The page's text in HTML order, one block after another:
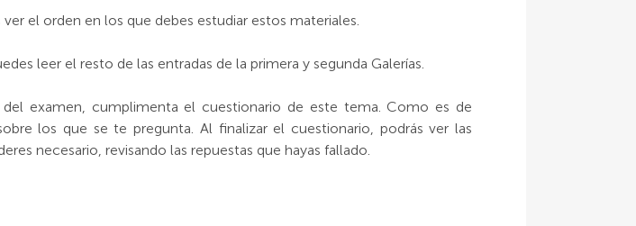
el orden en los que debes estudiar estos materiales.
leer el resto de las entradas de la primera y segunda Galerías.
examen, cumplimenta el cuestionario de este tema. Como es de
los que se te pregunta. Al finalizar el cuestionario, podrás ver las
necesario, revisando las repuestas que hayas fallado.